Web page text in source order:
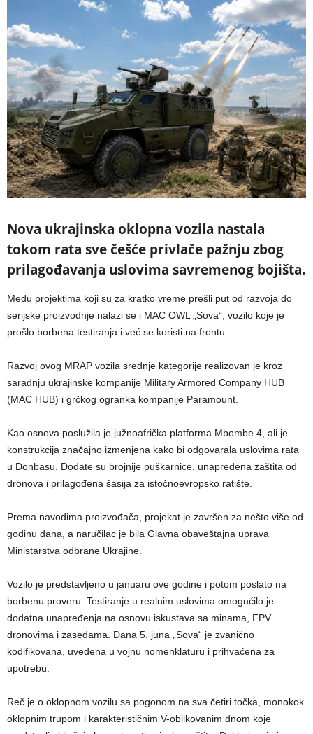
Nova ukrajinska oklopna vozila nastala
tokom rata sve češće privlače pažnju zbog
prilagođavanja uslovima savremenog bojišta.
Među projektima koji su za kratko vreme prešli put od razvoja do
serijske proizvodnje nalazi se i MAC OWL „Sova“, vozilo koje je
prošlo borbena testiranja i već se koristi na frontu.
Razvoj ovog MRAP vozila srednje kategorije realizovan je kroz
saradnju ukrajinske kompanije Military Armored Company HUB
(MAC HUB) i grčkog ogranka kompanije Paramount.
Kao osnova poslužila je južnoafrička platforma Mbombe 4, ali je
konstrukcija značajno izmenjena kako bi odgovarala uslovima rata
u Donbasu. Dodate su brojnije puškarnice, unapređena zaštita od
dronova i prilagođena šasija za istočnoevropsko ratište.
Prema navodima proizvođača, projekat je završen za nešto više od
godinu dana, a naručilac je bila Glavna obaveštajna uprava
Ministarstva odbrane Ukrajine.
Vozilo je predstavljeno u januaru ove godine i potom poslato na
borbenu proveru. Testiranje u realnim uslovima omogućilo je
dodatna unapređenja na osnovu iskustava sa minama, FPV
dronovima i zasedama. Dana 5. juna „Sova“ je zvanično
kodifikovana, uvedena u vojnu nomenklaturu i prihvaćena za
upotrebu.
Reč je o oklopnom vozilu sa pogonom na sva četiri točka, monokok
oklopnim trupom i karakterističnim V-oblikovanim dnom koje